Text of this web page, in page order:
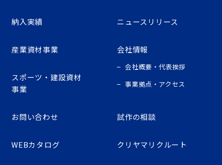
納入実績 ニュースリリース
産業資材事業
スポーツ・建設資材
事業
会社情報
会社概要・代表挨拶
事業拠点・アクセス
お問い合わせ 試作の相談
WEBカタログ クリヤマリクルート